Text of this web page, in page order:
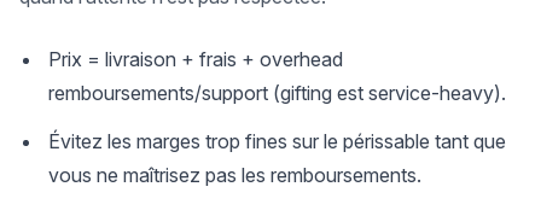
Prix = livraison + frais + overhead
remboursements/support (gifting est service-heavy).
Évitez les marges trop fines sur le périssable tant que
vous ne maîtrisez pas les remboursements.